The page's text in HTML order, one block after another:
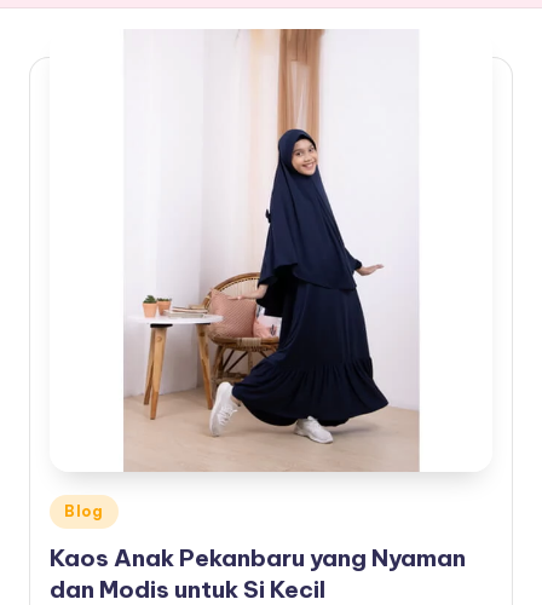
Posted
in
Blog
Kaos Anak Pekanbaru yang Nyaman
dan Modis untuk Si Kecil